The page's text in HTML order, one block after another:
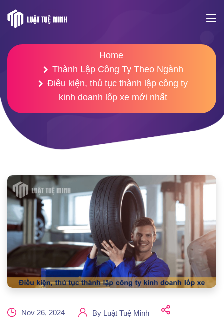
Home
Thành Lập Công Ty Theo Ngành
Điều kiện, thủ tục thành lập công ty
kinh doanh lốp xe mới nhất
Nov 26, 2024 By Luật Tuệ Minh